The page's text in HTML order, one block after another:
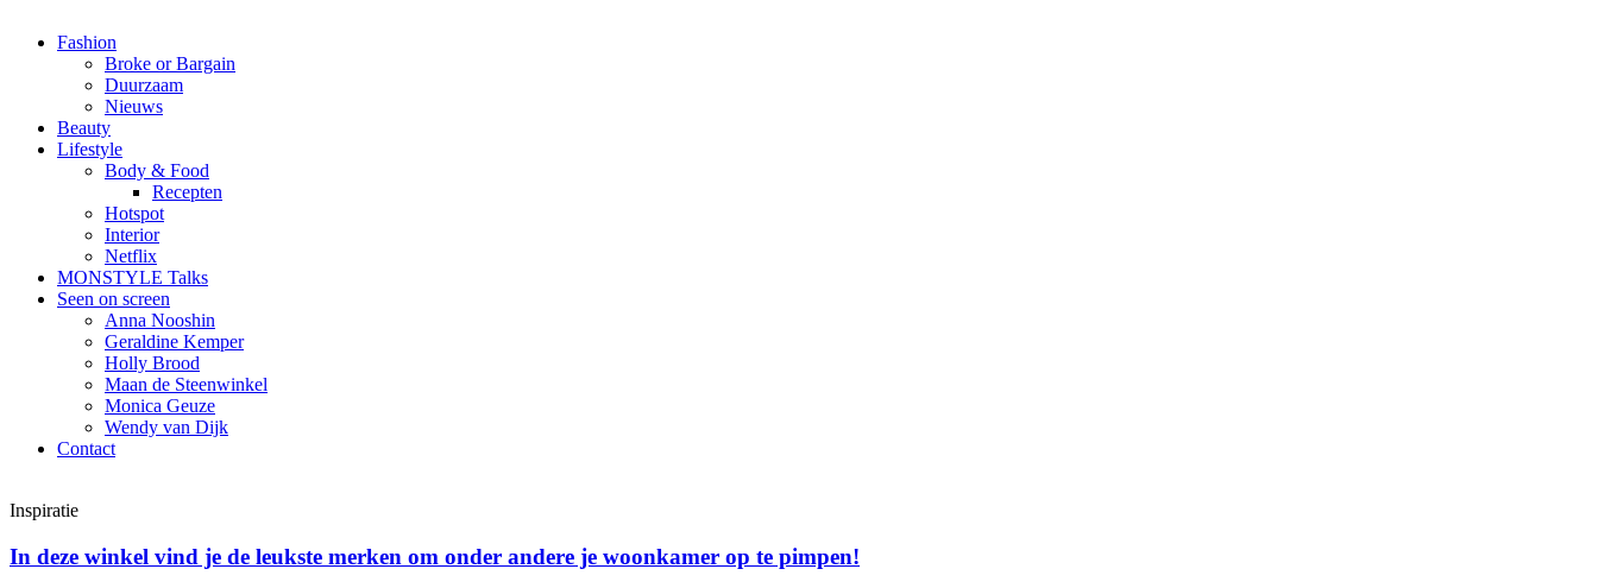
Fashion
Broke or Bargain
Duurzaam
Nieuws
Beauty
Lifestyle
Body & Food
Recepten
Hotspot
Interior
Netflix
MONSTYLE Talks
Seen on screen
Anna Nooshin
Geraldine Kemper
Holly Brood
Maan de Steenwinkel
Monica Geuze
Wendy van Dijk
Contact
Inspiratie
In deze winkel vind je de leukste merken om onder andere je woonkamer op te pimpen!